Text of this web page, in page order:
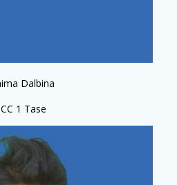
Dalbina
1 Tase